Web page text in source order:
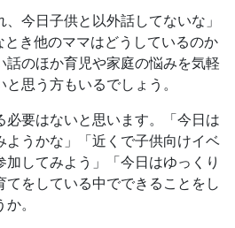
今日子供と以外話してないな」
き他のママはどうしているのか
話のほか育児や家庭の悩みを気軽
思う方もいるでしょう。
必要はないと思います。「今日は
ようかな」「近くで子供向けイベ
加してみよう」「今日はゆっくり
をしている中でできることをし
。